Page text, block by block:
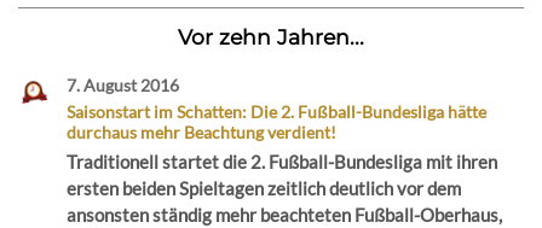
Vor zehn Jahren...
7. August 2016
Saisonstart im Schatten: Die 2. Fußball-Bundesliga hätte
durchaus mehr Beachtung verdient!
Traditionell startet die 2. Fußball-Bundesliga mit ihren
ersten beiden Spieltagen zeitlich deutlich vor dem
ansonsten ständig mehr beachteten Fußball-Oberhaus,